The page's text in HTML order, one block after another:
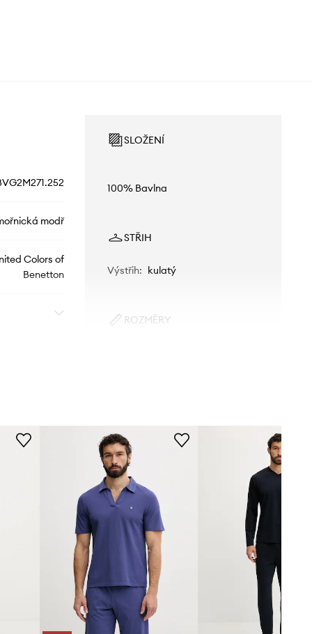
modř
Colors of
Benetton
SLOŽENÍ
100% Bavlna
STŘIH
Výstřih: kulatý
ROZMĚRY
dodaného produktu je uvedeno
původní označení výrobce.
Tabulka velikosti